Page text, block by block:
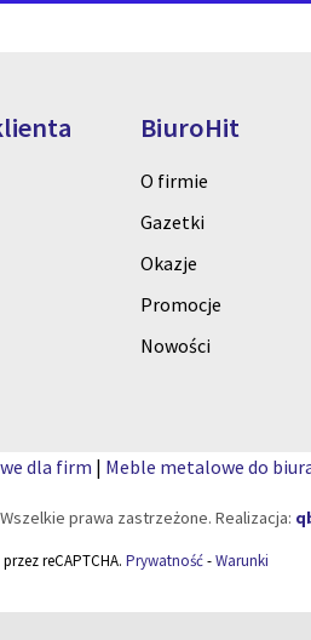
BiuroHit
O firmie
Gazetki
Okazje
Promocje
Nowości
dla firm | Meble metalowe do
prawa zastrzeżone. Realizacja:
reCAPTCHA. Prywatność-Warunki